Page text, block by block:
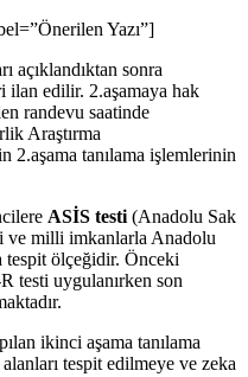
Yazı”]
açıklandıktan sonra
ilan edilir. 2.aşamaya hak
randevu saatinde
Araştırma
tanılama işlemlerinin
ASİS testi (Anadolu Sak
ve milli imkanlarla Anadolu
tespit ölçeğidir. Önceki
testi uygulanırken son
ikinci aşama tanılama
tespit edilmeye ve zeka